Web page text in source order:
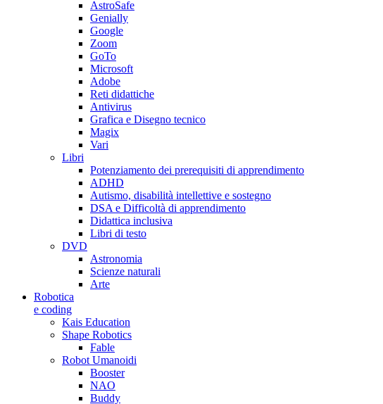
AstroSafe
Genially
Google
Zoom
GoTo
Microsoft
Adobe
Reti didattiche
Antivirus
Grafica e Disegno tecnico
Magix
Vari
Libri
Potenziamento dei prerequisiti di apprendimento
ADHD
Autismo, disabilità intellettive e sostegno
DSA e Difficoltà di apprendimento
Didattica inclusiva
Libri di testo
DVD
Astronomia
Scienze naturali
Arte
Robotica
e coding
Kais Education
Shape Robotics
Fable
Robot Umanoidi
Booster
NAO
Buddy